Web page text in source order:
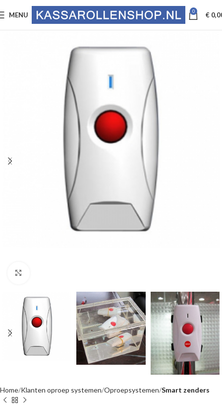
MENU 0 €
Home Klanten oproep systemen Oproepsystemen Smart zenders